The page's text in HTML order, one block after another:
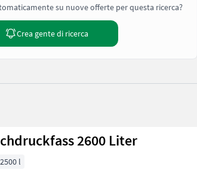
su nuove offerte per questa ricerca?
Crea gente di ricerca
2600 Liter
2500 l